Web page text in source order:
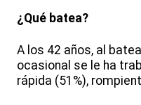
¿Qué batea?
A los 42 años, al
ocasional se le ha
rápida (51%),